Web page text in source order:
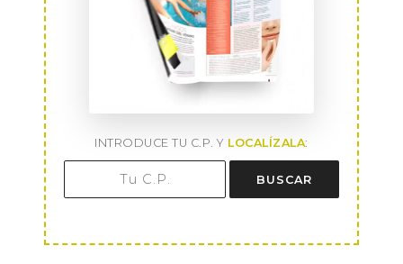
INTRODUCE TU C.P. Y LOCALÍZALA:
BUSCAR